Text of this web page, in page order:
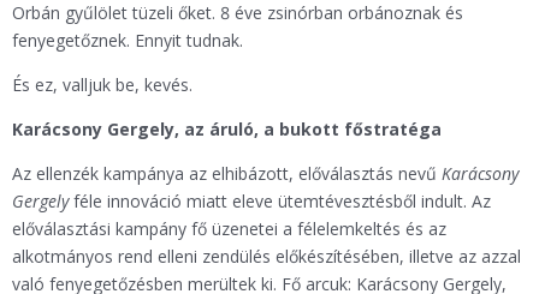
Orbán gyűlölet tüzeli őket. 8 éve zsinórban orbánoznak és
fenyegetőznek. Ennyit tudnak.
És ez, valljuk be, kevés.
Karácsony Gergely, az áruló, a bukott főstratéga
Az ellenzék kampánya az elhibázott, előválasztás nevű Karácsony
Gergelyféle innováció miatt eleve ütemtévesztésből indult. Az
előválasztási kampány fő üzenetei a félelemkeltés és az
alkotmányos rend elleni zendülés előkészítésében, illetve az azzal
való fenyegetőzésben merültek ki. Fő arcuk: Karácsony Gergely,